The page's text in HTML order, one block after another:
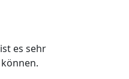
es sehr